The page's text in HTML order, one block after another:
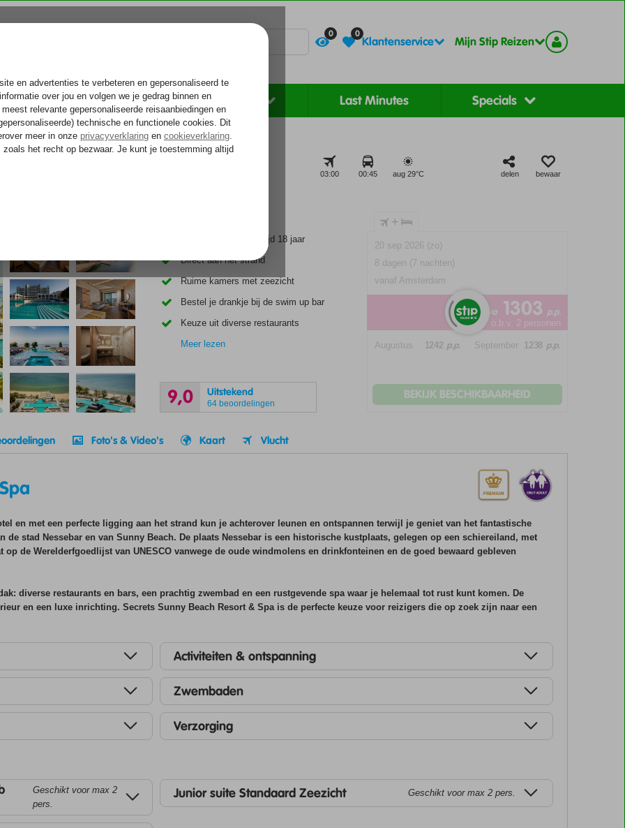
0 0
Klantenservice Mijn Stip Reizen
Rondreizen Zonvakantie Last Minutes Specials
Voelt als thuiskomen...
03:00 00:45 aug 29°C delen bewaar
Only Adult, min. leeftijd 18 jaar
Direct aan het strand
Ruime kamers met zeezicht
Bestel je drankje bij de swim up bar
Keuze uit diverse restaurants
Meer lezen
9,0 Uitstekend
64 beoordelingen
+
20 sep 2026 (zo)
8 dagen (7 nachten)
vanaf Amsterdam
va 1303 p.p.
o.b.v. 2 personen
Augustus 1242 p.p. September 1238 p.p.
BEKIJK BESCHIKBAARHEID
Foto's & Video's Kaart Vlucht
en met een perfecte ligging aan het strand kun je achterover leunen en ontspannen terwijl je geniet van het fantastische
stad Nessebar en van Sunny Beach. De plaats Nessebar is een historische kustplaats, gelegen op een schiereiland, met
de Werelderfgoedlijst van UNESCO vanwege de oude windmolens en drinkfonteinen en de goed bewaard gebleven
diverse restaurants en bars, een prachtig zwembad en een rustgevende spa waar je helemaal tot rust kunt komen. De
en een luxe inrichting. Secrets Sunny Beach Resort & Spa is de perfecte keuze voor reizigers die op zoek zijn naar een
Activiteiten & ontspanning
Zwembaden
Verzorging
Geschikt voor max 2
pers.
Junior suite Standaard Zeezicht Geschikt voor max 2 pers.